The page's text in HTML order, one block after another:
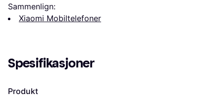
Sammenlign:
Xiaomi Mobiltelefoner
Spesifikasjoner
Produkt